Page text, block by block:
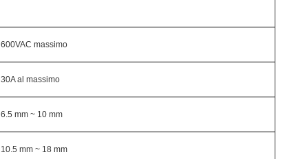
600VAC massimo
30A al massimo
6.5 mm ~ 10 mm
10.5 mm ~ 18 mm